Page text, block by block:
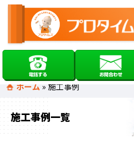
ホーム »施工事例
施工事例一覧